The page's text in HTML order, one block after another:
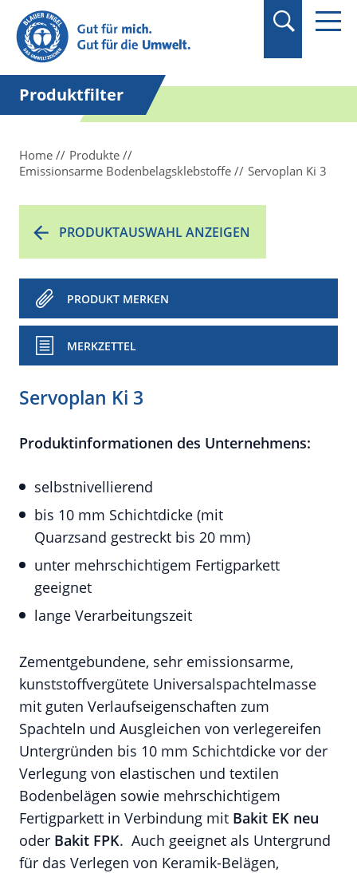
Suchbegriff in
Anführungszeichen
setzen.
Produktfilter
Home
Produkte
Emissionsarme Bodenbelagsklebstoffe
Servoplan Ki 3
PRODUKTAUSWAHL ANZEIGEN
PRODUKT MERKEN
MERKZETTEL
Servoplan Ki 3
Produktinformationen des Unternehmens:
selbstnivellierend
bis 10 mm Schichtdicke (mit
Quarzsand gestreckt bis 20 mm)
unter mehrschichtigem Fertigparkett
geeignet
lange Verarbeitungszeit
Zementgebundene, sehr emissionsarme,
kunststoffvergütete Universalspachtelmasse
mit guten Verlaufseigenschaften zum
Spachteln und Ausgleichen von verlegereifen
Untergründen bis 10 mm Schichtdicke vor der
Verlegung von elastischen und textilen
Bodenbelägen sowie mehrschichtigem
Fertigparkett in Verbindung mit Bakit EK neu
oder Bakit FPK. Auch geeignet als Untergrund
für das Verlegen von Keramik-Belägen,